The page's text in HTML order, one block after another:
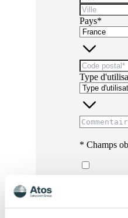
Pays*
Type
* Champs